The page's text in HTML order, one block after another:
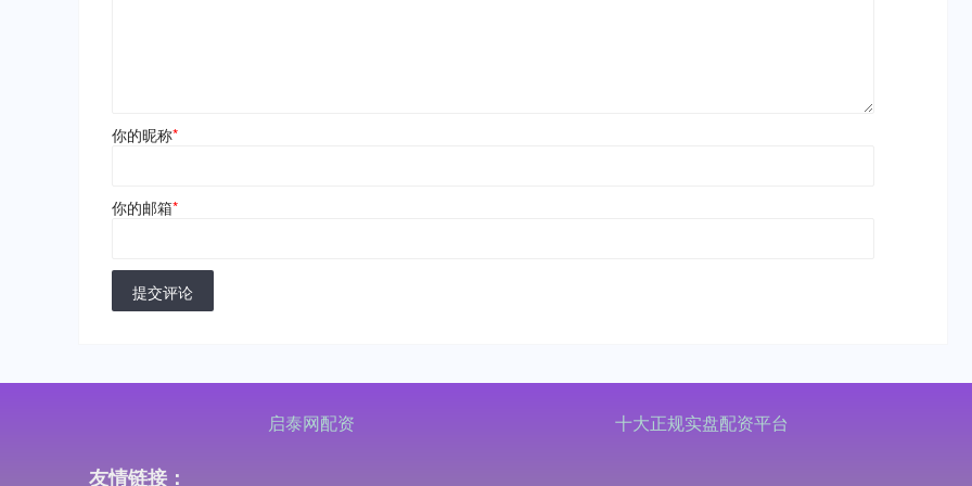
你的昵称*
你的邮箱*
提交评论
启泰网配资 十大正规实盘配资平台
友情链接：